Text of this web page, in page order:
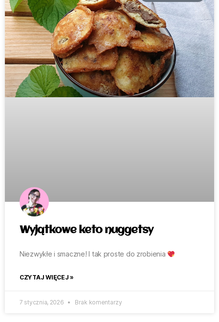
Wyjątkowe keto nuggetsy
Niezwykłe i smaczne! I tak proste do zrobienia
CZYTAJ WIĘCEJ »
7 stycznia, 2026 Brak komentarzy